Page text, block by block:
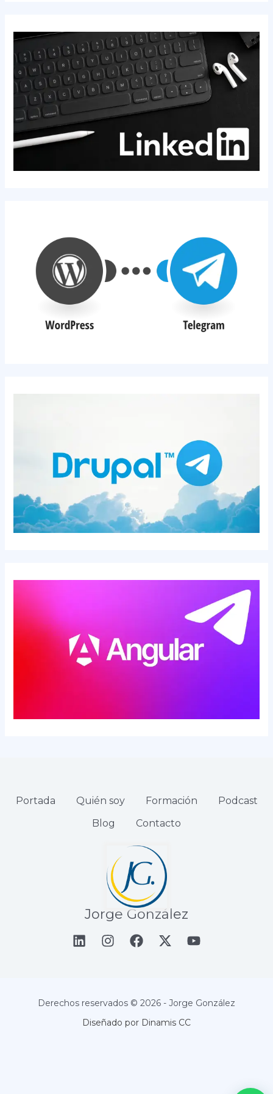
Portada Quién soy Formación
Podcast
Blog
Contacto
Jorge González
Derechos reservados © 2026 - Jorge González
Diseñado por Dinamis CC